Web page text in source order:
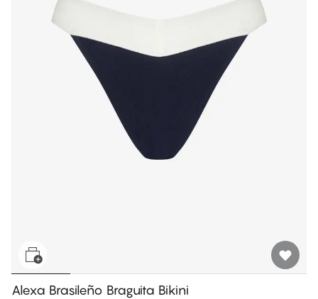
Alexa Brasileño Braguita Bikini